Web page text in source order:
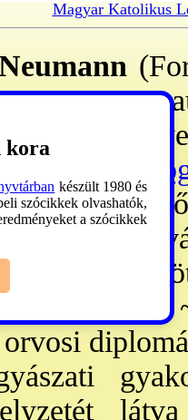
Magyar Katolikus
25.–Port-
és
– Német
közül
lettek.
kora
készült 1980 és
szócikkek olvashatók,
a szócikkek